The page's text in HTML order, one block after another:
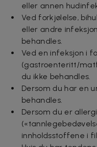
eller annen
Ved forkjølelse,
eller andre
behandles.
Ved en infeksjon i
(gastroenteritt/
du ikke behandles.
Dersom du har en
behandles.
Dersom du er
innholdsstoffene i